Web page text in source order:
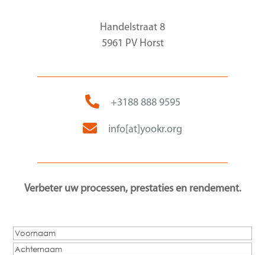
Handelstraat 8
5961 PV Horst
+3188 888 9595
info[at]yookr.org
Verbeter uw processen, prestaties en rendement.
Naam(Vereist)
Voornaam